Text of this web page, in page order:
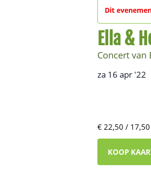
Dit
Ella &
Concert van
za 16 apr '22
€ 22,50 /
KOOP